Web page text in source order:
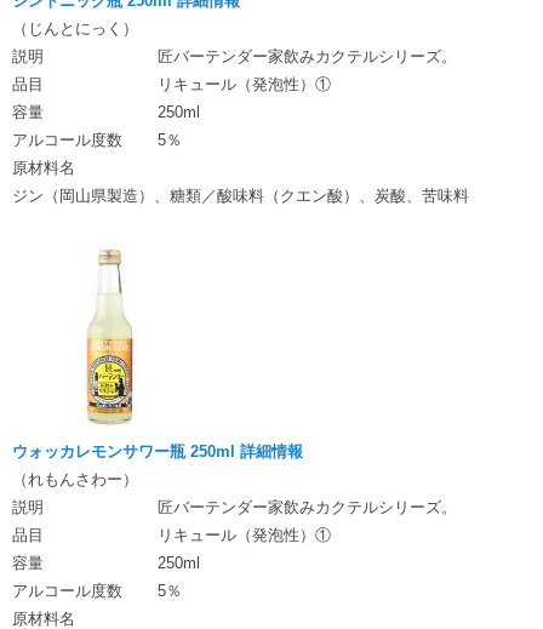
（じんとにっく）
説明
匠バーテンダー家飲みカクテルシリーズ。
品目
リキュール（発泡性）①
容量
250ml
アルコール度数
5％
原材料名
ジン（岡山県製造）、糖類／酸味料（クエン酸）、炭酸、苦味料
ウォッカレモンサワー瓶 250ml 詳細情報
（れもんさわー）
説明
匠バーテンダー家飲みカクテルシリーズ。
品目
リキュール（発泡性）①
容量
250ml
アルコール度数
5％
原材料名